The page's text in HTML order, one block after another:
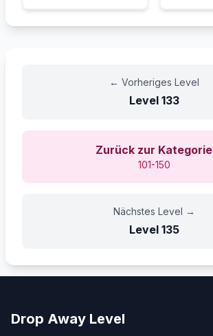
← Vorheriges Level
Level 133
Zurück zur Kategorie
101-150
Nächstes Level →
Level 135
Drop Away Level